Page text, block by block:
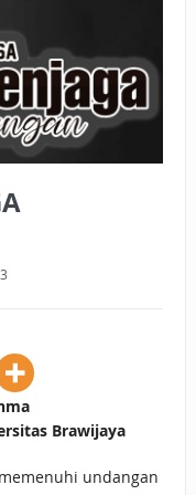
UANG?
JIKA SEBAB
MENGANGSUR
SENDIRI
Brawijaya
undangan